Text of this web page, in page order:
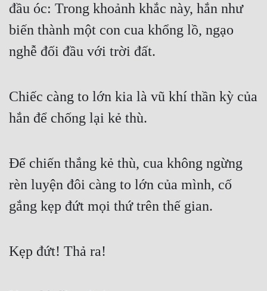
đầu óc: Trong khoảnh khắc này, hắn như
biến thành một con cua khổng lồ, ngạo
nghễ đối đầu với trời đất.
Chiếc càng to lớn kia là vũ khí thần kỳ của
hắn để chống lại kẻ thù.
Để chiến thắng kẻ thù, cua không ngừng
rèn luyện đôi càng to lớn của mình, cố
gắng kẹp đứt mọi thứ trên thế gian.
Kẹp đứt! Thả ra!